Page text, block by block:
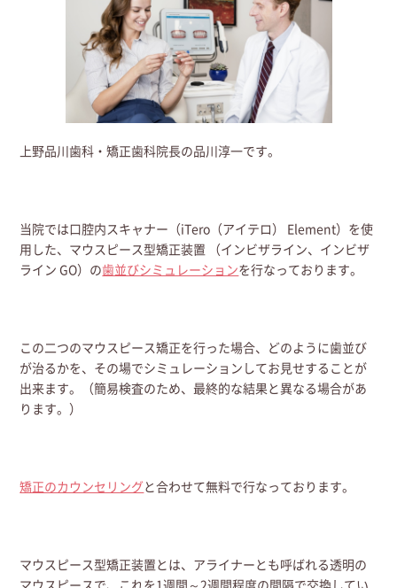
上野品川歯科・矯正歯科院長の品川淳一です。
当院では口腔内スキャナー（iTero（アイテロ） Element）を使
用した、マウスピース型矯正装置 （インビザライン、インビザ
ライン GO）の歯並びシミュレーションを行なっております。
この二つのマウスピース矯正を行った場合、どのように歯並び
が治るかを、その場でシミュレーションしてお見せすることが
出来ます。（簡易検査のため、最終的な結果と異なる場合があ
ります。）
矯正のカウンセリングと合わせて無料で行なっております。
マウスピース型矯正装置とは、アライナーとも呼ばれる透明の
マウスピースで、これを1週間～2週間程度の間隔で交換してい